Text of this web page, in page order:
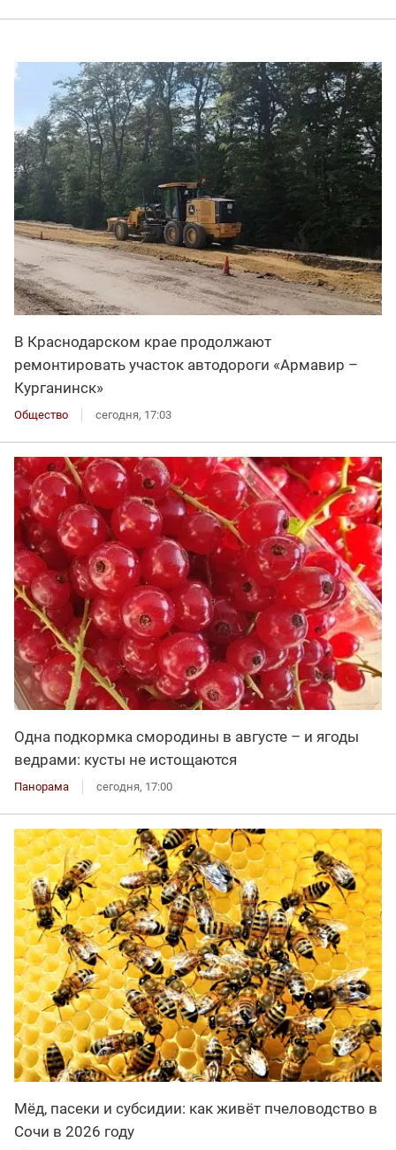
В Краснодарском крае продолжают
ремонтировать участок автодороги «Армавир –
Курганинск»
Общество сегодня, 17:03
Одна подкормка смородины в августе – и ягоды
ведрами: кусты не истощаются
Панорама сегодня, 17:00
Мёд, пасеки и субсидии: как живёт пчеловодство в
Сочи в 2026 году